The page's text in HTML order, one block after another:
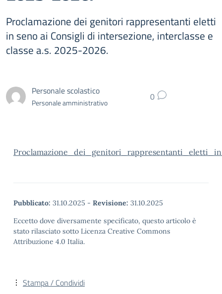
Proclamazione dei genitori rappresentanti eletti
in seno ai Consigli di intersezione, interclasse e
classe a.s. 2025-2026.
Personale scolastico
Personale amministrativo 0
Pubblicato: 31.10.2025 - Revisione: 31.10.2025
Eccetto dove diversamente specificato, questo articolo è
stato rilasciato sotto Licenza Creative Commons
Attribuzione 4.0 Italia.
Stampa / Condividi